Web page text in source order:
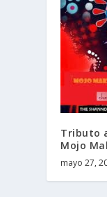
Tributo
Mojo
mayo 27,